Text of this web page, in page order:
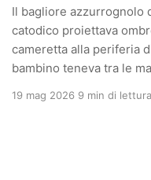
Il bagliore azzurrognolo
catodico proiettava
cameretta alla periferia
bambino teneva tra le
19 mag 2026 9 min di lettura